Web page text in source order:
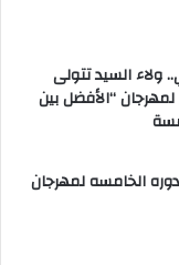
ولاء السيد تتولى
“الأفضل بين
الخامسه لمهرجان